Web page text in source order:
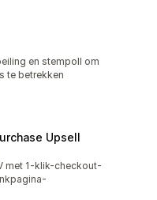
en stempoll om
te betrekken
Upsell
met 1-klik-checkout-